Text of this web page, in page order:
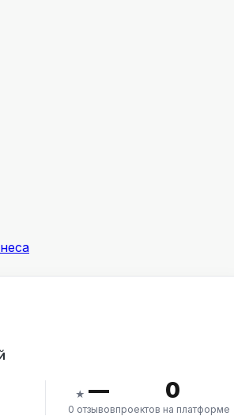
★ —
0 отзывов
0
проектов на платформе